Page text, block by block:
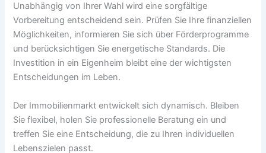
Unabhängig von Ihrer Wahl wird eine sorgfältige
Vorbereitung entscheidend sein. Prüfen Sie Ihre finanziellen
Möglichkeiten, informieren Sie sich über Förderprogramme
und berücksichtigen Sie energetische Standards. Die
Investition in ein Eigenheim bleibt eine der wichtigsten
Entscheidungen im Leben.
Der Immobilienmarkt entwickelt sich dynamisch. Bleiben
Sie flexibel, holen Sie professionelle Beratung ein und
treffen Sie eine Entscheidung, die zu Ihren individuellen
Lebenszielen passt.